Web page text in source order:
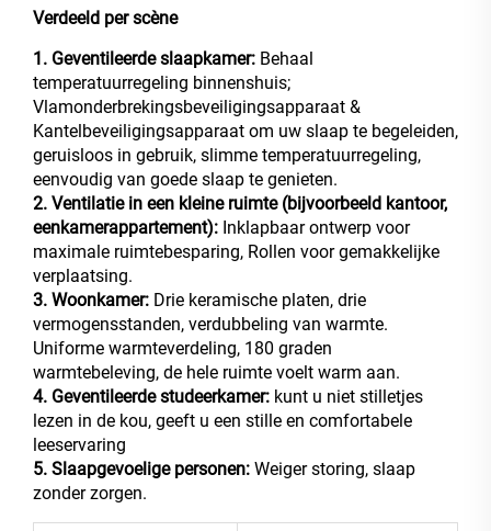
Verdeeld per scène
1. Geventileerde slaapkamer: Behaal
temperatuurregeling binnenshuis;
Vlamonderbrekingsbeveiligingsapparaat &
Kantelbeveiligingsapparaat om uw slaap te begeleiden,
geruisloos in gebruik, slimme temperatuurregeling,
eenvoudig van goede slaap te genieten.
2. Ventilatie in een kleine ruimte (bijvoorbeeld kantoor,
eenkamerappartement): Inklapbaar ontwerp voor
maximale ruimtebesparing, Rollen voor gemakkelijke
verplaatsing.
3. Woonkamer: Drie keramische platen, drie
vermogensstanden, verdubbeling van warmte.
Uniforme warmteverdeling, 180 graden
warmtebeleving, de hele ruimte voelt warm aan.
4. Geventileerde studeerkamer: kunt u niet stilletjes
lezen in de kou, geeft u een stille en comfortabele
leeservaring
5. Slaapgevoelige personen: Weiger storing, slaap
zonder zorgen.